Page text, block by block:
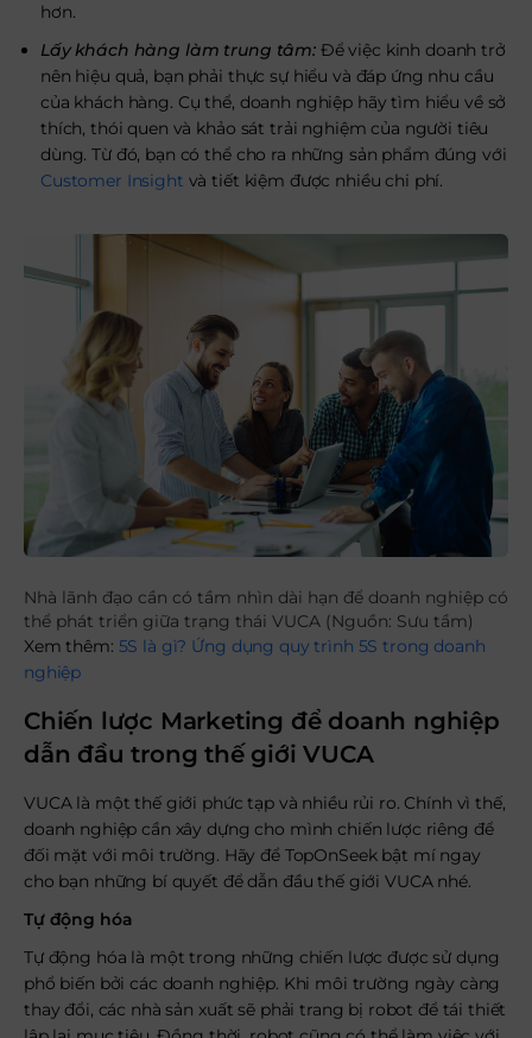
hơn.
Lấy khách hàng làm trung tâm:Để việc kinh doanh trở
nên hiệu quả, bạn phải thực sự hiểu và đáp ứng nhu cầu
của khách hàng. Cụ thể, doanh nghiệp hãy tìm hiểu về sở
thích, thói quen và khảo sát trải nghiệm của người tiêu
dùng. Từ đó, bạn có thể cho ra những sản phẩm đúng với
Customer Insight và tiết kiệm được nhiều chi phí.
Nhà lãnh đạo cần có tầm nhìn dài hạn để doanh nghiệp có
thể phát triển giữa trạng thái VUCA (Nguồn: Sưu tầm)
Xem thêm: 5S là gì? Ứng dụng quy trình 5S trong doanh
nghiệp
Chiến lược Marketing để doanh nghiệp
dẫn đầu trong thế giới VUCA
VUCA là một thế giới phức tạp và nhiều rủi ro. Chính vì thế,
doanh nghiệp cần xây dựng cho mình chiến lược riêng để
đối mặt với môi trường. Hãy để TopOnSeek bật mí ngay
cho bạn những bí quyết để dẫn đầu thế giới VUCA nhé.
Tự động hóa
Tự động hóa là một trong những chiến lược được sử dụng
phổ biến bởi các doanh nghiệp. Khi môi trường ngày càng
thay đổi, các nhà sản xuất sẽ phải trang bị robot để tái thiết